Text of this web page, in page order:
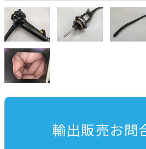
輸出販売お問